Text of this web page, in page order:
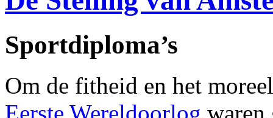
Sportdiploma’s
Om de fitheid en het
Eerste Wereldoorlog waren